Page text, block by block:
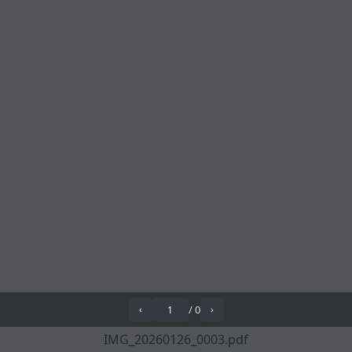
‹ /0 ›
IMG_20260126_0003.pdf